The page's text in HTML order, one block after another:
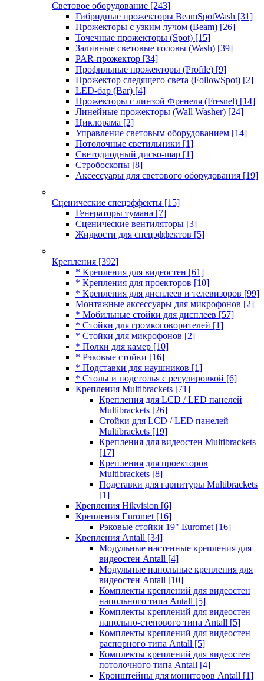
Световое оборудование [243]
Гибридные прожекторы BeamSpotWash [31]
Прожекторы с узким лучом (Beam) [26]
Точечные прожекторы (Spot) [15]
Заливные световые головы (Wash) [39]
PAR-прожектор [34]
Профильные прожекторы (Profile) [9]
Прожектор следящего света (FollowSpot) [2]
LED-бар (Bar) [4]
Прожекторы с линзой Френеля (Fresnel) [14]
Линейные прожекторы (Wall Washer) [24]
Циклорама [2]
Управление световым оборудованием [14]
Потолочные светильники [1]
Светодиодный диско-шар [1]
Стробоскопы [8]
Аксессуары для светового оборудования [19]
Сценические спецэффекты [15]
Генераторы тумана [7]
Сценические вентиляторы [3]
Жидкости для спецэффектов [5]
Крепления [392]
* Крепления для видеостен [61]
* Крепления для проекторов [10]
* Крепления для дисплеев и телевизоров [99]
Монтажные аксессуары для микрофонов [2]
* Мобильные стойки для дисплеев [57]
* Стойки для громкоговорителей [1]
* Стойки для микрофонов [2]
* Полки для камер [10]
* Рэковые стойки [16]
* Подставки для наушников [1]
* Столы и подстолья с регулировкой [6]
Крепления Multibrackets [71]
Крепления для LCD / LED панелей
Multibrackets [26]
Стойки для LCD / LED панелей
Multibrackets [19]
Крепления для видеостен Multibrackets
[17]
Крепления для проекторов
Multibrackets [8]
Подставки для гарнитуры Multibrackets
[1]
Крепления Hikvision [6]
Крепления Euromet [16]
Рэковые стойки 19" Euromet [16]
Крепления Antall [34]
Модульные настенные крепления для
видеостен Antall [4]
Модульные напольные крепления для
видеостен Antall [10]
Комплекты креплений для видеостен
напольного типа Antall [5]
Комплекты креплений для видеостен
напольно-стенового типа Antall [5]
Комплекты креплений для видеостен
распорного типа Antall [5]
Комплекты креплений для видеостен
потолочного типа Antall [4]
Кронштейны для мониторов Antall [1]